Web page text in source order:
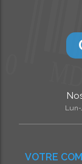
VOTRE
Lun-